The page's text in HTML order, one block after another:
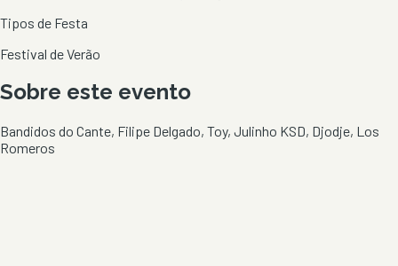
Tipos de Festa
Festival de Verão
Sobre este evento
Bandidos do Cante, Filipe Delgado, Toy, Julinho KSD, Djodje, Los
Romeros